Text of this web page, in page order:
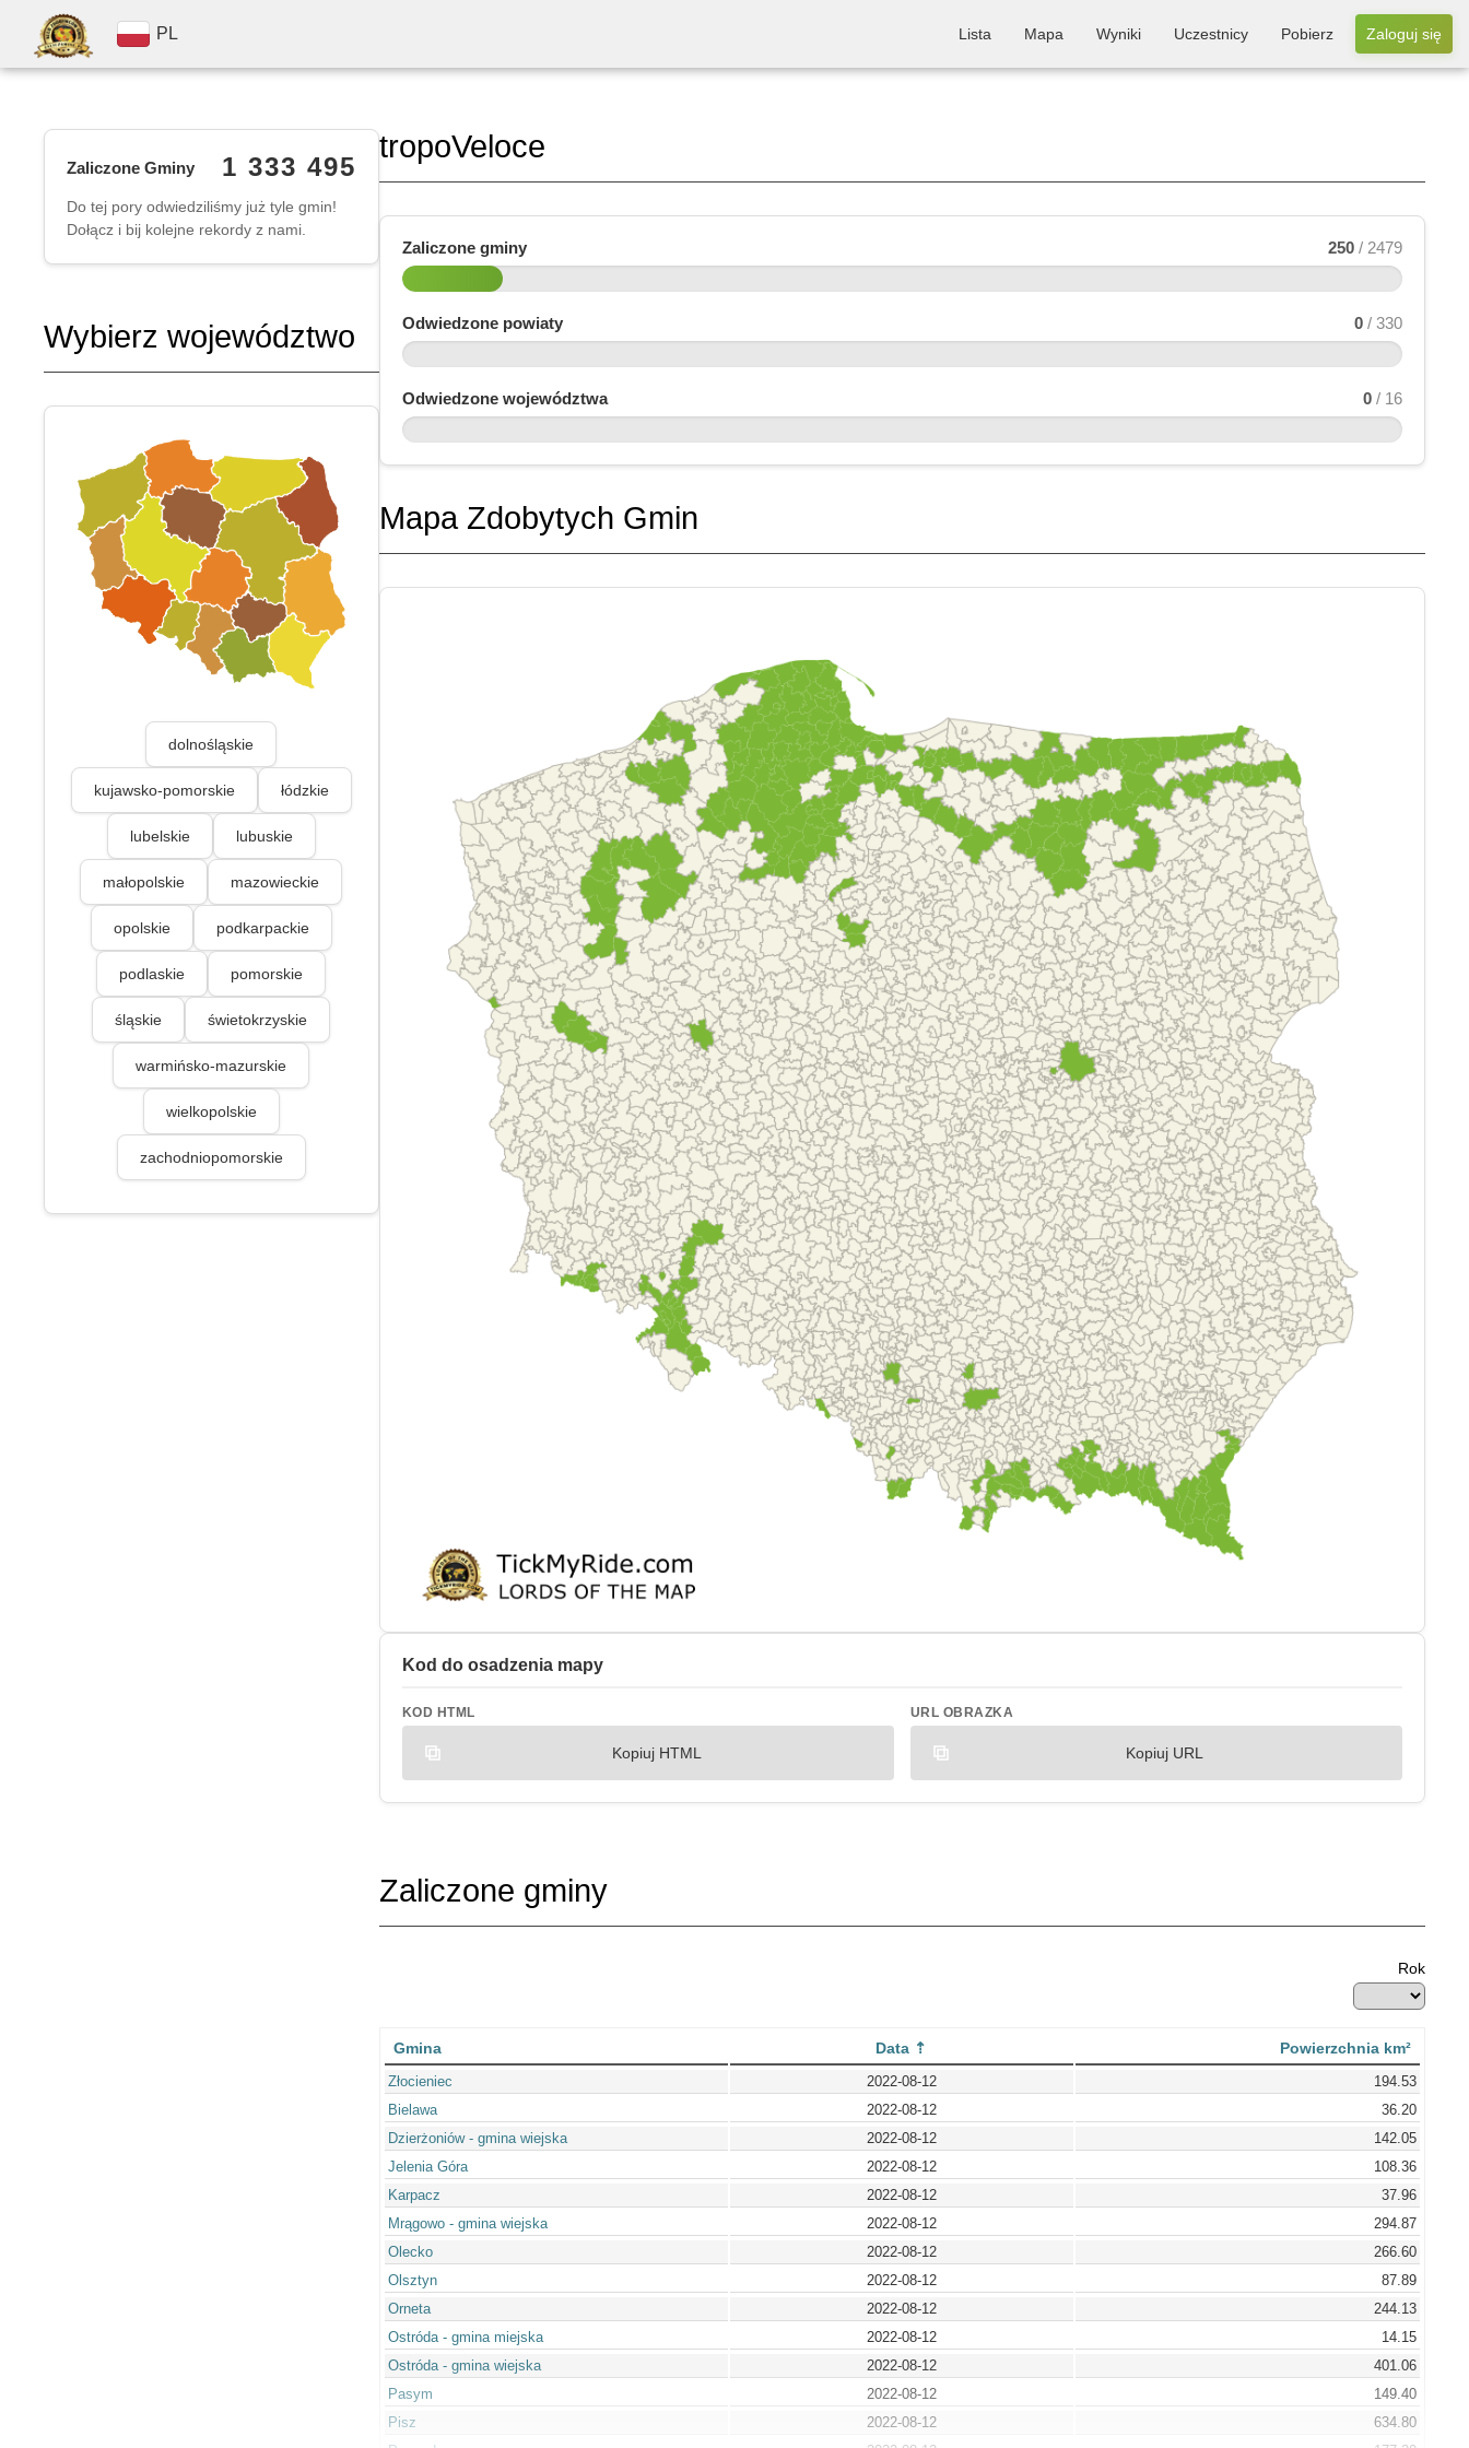
PL Lista Mapa Wyniki Uczestnicy Pobierz Zaloguj się
Zaliczone Gminy 1 333 495
Do tej pory odwiedziliśmy już tyle gmin!
Dołącz i bij kolejne rekordy z nami.
Wybierz województwo
dolnośląskie
kujawsko-pomorskie łódzkie
lubelskie lubuskie
małopolskie mazowieckie
opolskie podkarpackie
podlaskie pomorskie
śląskie świetokrzyskie
warmińsko-mazurskie
wielkopolskie
zachodniopomorskie
tropoVeloce
Zaliczone gminy 250 / 2479
Odwiedzone powiaty 0 / 330
Odwiedzone województwa 0 / 16
Mapa Zdobytych Gmin
Kod do osadzenia mapy
KOD HTML
Kopiuj HTML
URL OBRAZKA
Kopiuj URL
Zaliczone gminy
Rok
Gmina Data Powierzchnia km²
Złocieniec 2022-08-12
194.53
Bielawa
2022-08-12
36.20
Dzierżoniów - gmina wiejska
2022-08-12
142.05
Jelenia Góra
2022-08-12
108.36
Karpacz
2022-08-12
37.96
Mrągowo - gmina wiejska
2022-08-12
294.87
Olecko
2022-08-12
266.60
Olsztyn
2022-08-12
87.89
Orneta
2022-08-12
244.13
Ostróda - gmina miejska
2022-08-12
14.15
Ostróda - gmina wiejska
2022-08-12
401.06
Pasym
2022-08-12
149.40
Pisz
2022-08-12
634.80